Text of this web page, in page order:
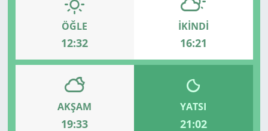
ÖĞLE
12:32
İKINDI
16:21
AKŞAM
19:33
YATSI
21:02